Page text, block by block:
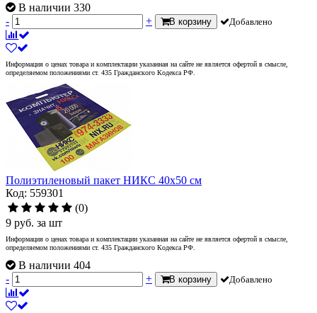
В наличии 330
-
+ В корзину Добавлено
Информация о ценах товара и комплектации указанная на сайте не является офертой в смысле,
определяемом положениями ст. 435 Гражданского Кодекса РФ.
Полиэтиленовый пакет НИКС 40х50 см
Код: 559301
(0)
9 руб. за шт
Информация о ценах товара и комплектации указанная на сайте не является офертой в смысле,
определяемом положениями ст. 435 Гражданского Кодекса РФ.
В наличии 404
-
+ В корзину Добавлено